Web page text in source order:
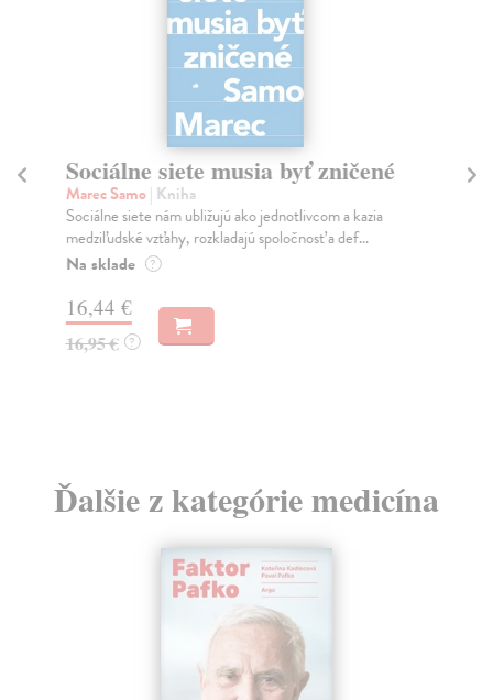
Sociálne siete musia byť zničené
Marec Samo| Kniha
Sociálne siete nám ubližujú ako jednotlivcom a kazia
medziľudské vzťahy, rozkladajú spoločnosť a def...
Na sklade ?
16,44 €
16,95 € ?
Ďalšie z kategórie medicína